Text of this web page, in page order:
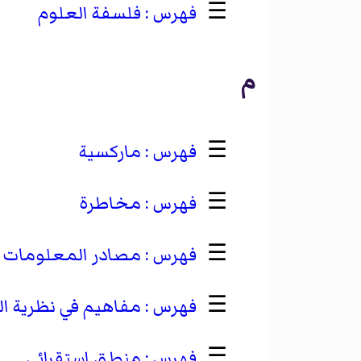
☰ فلسفة العلوم
م
☰
ماركسية
☰
مخاطرة
☰
مصادر المعلومات
☰
مفاهيم في نظرية